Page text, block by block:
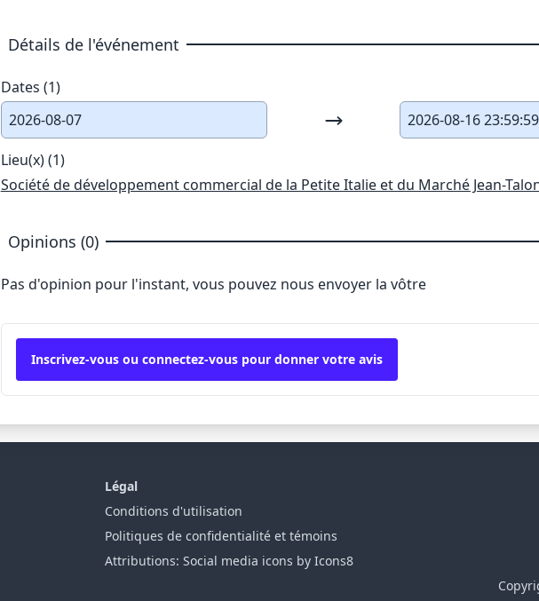
Détails de l'événement
Dates (1)
2026-08-07
2026-08-16 23:59:59
Lieu(x) (1)
Société de développement commercial de la Petite Italie et du Marché Jean-
Opinions (0)
Pas d'opinion pour l'instant, vous pouvez nous envoyer la vôtre
Inscrivez-vous ou connectez-vous pour donner votre avis
Légal
Conditions d'utilisation
Politiques de confidentialité et témoins
Attributions: Social media icons by Icons8